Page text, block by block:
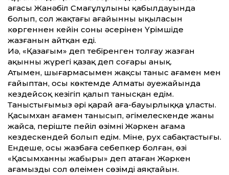
ағасы Жанәбіл Смағұлұлының қабылдауында
болып, сол жақтағы ағайынның ықыласын
көргеннен кейін соның әсерінен Үрімшіде
жазғанын айтқан еді.
Иә, «Қазағым» деп тебіренген толғау жазған
ақынның жүрегі қазақ деп соғары анық.
Атымен, шығармасымен жақсы таныс ағамен мен
ғайыптан, осы көктемде Алматы әуежайында
кездейсоқ кезігіп қалып танысқан едім.
Таныстығымыз әрі қарай аға-бауырлыққа ұласты.
Қасымхан ағамен танысып, әңгімелескенде жаны
жайсаң, періште пейіл өзімнің Жәркен ағама
кездескендей болып едім. Міне, рух сабақтастығы.
Ендеше, осы жазбаға себепкер болған, өзі
«Қасымханның жаңбыры» деп атаған Жәркен
ағамыздың сол өлеңімен сөзімді аяқтайын.